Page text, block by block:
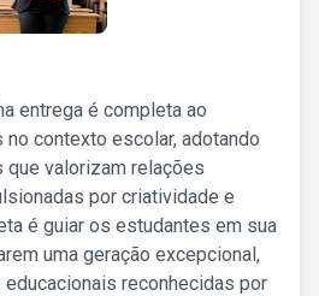
entrega é completa ao
contexto escolar, adotando
valorizam relações
por criatividade e
é guiar os estudantes em sua
uma geração excepcional,
reconhecidas por